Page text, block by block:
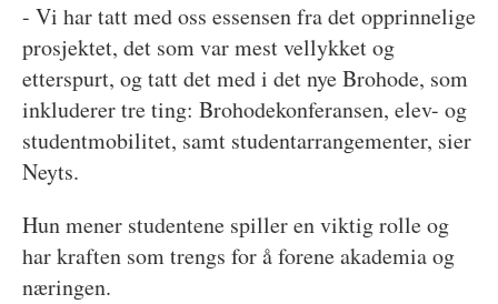
- Vi har tatt med oss essensen fra det opprinnelige
prosjektet, det som var mest vellykket og
etterspurt, og tatt det med i det nye Brohode, som
inkluderer tre ting: Brohodekonferansen, elev- og
studentmobilitet, samt studentarrangementer, sier
Neyts.
Hun mener studentene spiller en viktig rolle og
har kraften som trengs for å forene akademia og
næringen.